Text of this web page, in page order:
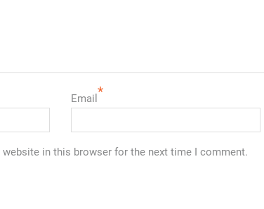
Email *
website in this browser for the next time I comment.